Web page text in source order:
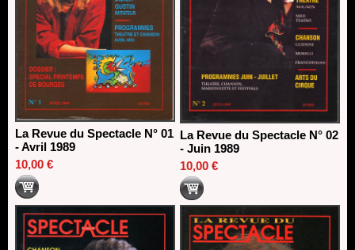
La Revue du Spectacle N° 01
- Avril 1989
10,00 €
La Revue du Spectacle N° 02
- Juin 1989
10,00 €